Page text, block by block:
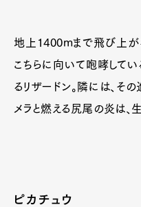
地上1400mまで飛び上が
こちらに向いて咆哮して
るリザードン。隣には、そ
メラと燃える尻尾の炎は、
ピカチュウ